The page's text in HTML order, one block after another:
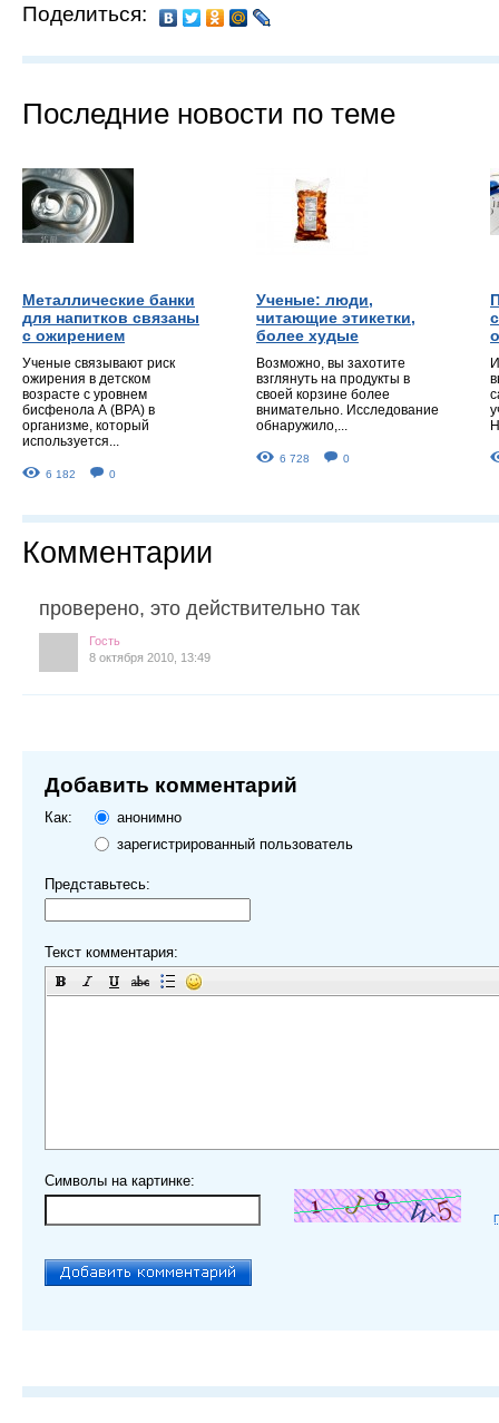
Поделиться:
Последние новости по теме
Металлические банки
для напитков связаны
с ожирением
Ученые связывают риск
ожирения в детском
возрасте с уровнем
бисфенола А (ВРА) в
организме, который
используется...
6 182 0
Ученые: люди,
читающие этикетки,
более худые
Возможно, вы захотите
взглянуть на продукты в
своей корзине более
внимательно. Исследование
обнаружило,...
6 728 0
Комментарии
проверено, это действительно так
Гость
8 октября 2010, 13:49
Добавить комментарий
Как:
анонимно
зарегистрированный пользователь
Представьтесь:
Текст комментария:
Символы на картинке: